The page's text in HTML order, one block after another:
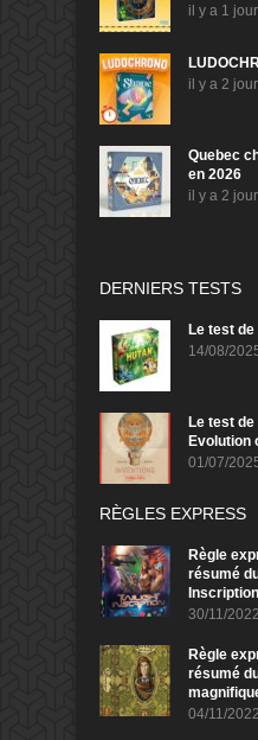
il y a 1 jour
il y a 2
Quebec
en 2026
il y a 2
DERNIERS TESTS
Le test
14/08/
Le test
Evolution
01/07/
RÈGLES EXPRESS
Règle
résumé
Inscription
30/11/2022
Règle
résumé
04/11/2022